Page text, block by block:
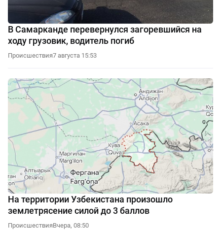
В Самарканде перевернулся загоревшийся на
ходу грузовик, водитель погиб
Происшествия7 августа 15:53
На территории Узбекистана произошло
землетрясение силой до 3 баллов
ПроисшествияВчера, 08:50